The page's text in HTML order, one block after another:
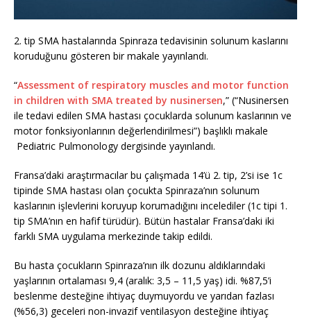
2. tip SMA hastalarında Spinraza tedavisinin solunum kaslarını
koruduğunu gösteren bir makale yayınlandı.
“Assessment of respiratory muscles and motor function
in children with SMA treated by nusinersen,” (“Nusinersen
ile tedavi edilen SMA hastası çocuklarda solunum kaslarının ve
motor fonksiyonlarının değerlendirilmesi”) başlıklı makale
Pediatric Pulmonology dergisinde yayınlandı.
Fransa’daki araştırmacılar bu çalışmada 14’ü 2. tip, 2’si ise 1c
tipinde SMA hastası olan çocukta Spinraza’nın solunum
kaslarının işlevlerini koruyup korumadığını incelediler (1c tipi 1.
tip SMA’nın en hafif türüdür). Bütün hastalar Fransa’daki iki
farklı SMA uygulama merkezinde takip edildi.
Bu hasta çocukların Spinraza’nın ilk dozunu aldıklarındaki
yaşlarının ortalaması 9,4 (aralık: 3,5 – 11,5 yaş) idi. %87,5’i
beslenme desteğine ihtiyaç duymuyordu ve yarıdan fazlası
(%56,3) geceleri non-invazif ventilasyon desteğine ihtiyaç